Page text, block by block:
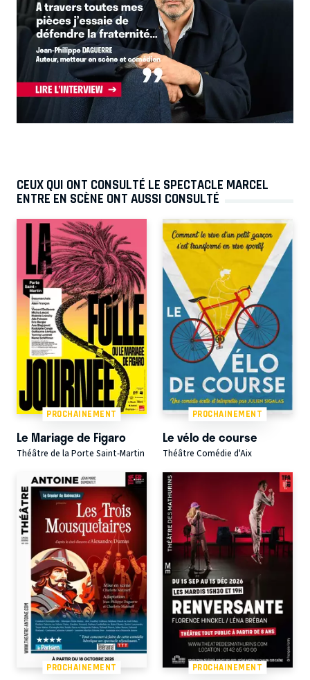
CEUX QUI ONT CONSULTÉ LE SPECTACLE MARCEL
ENTRE EN SCÈNE ONT AUSSI CONSULTÉ
PROCHAINEMENT
Le Mariage de Figaro
Théâtre de la Porte Saint-Martin
PROCHAINEMENT
Le vélo de course
Théâtre Comédie d'Aix
PROCHAINEMENT PROCHAINEMENT